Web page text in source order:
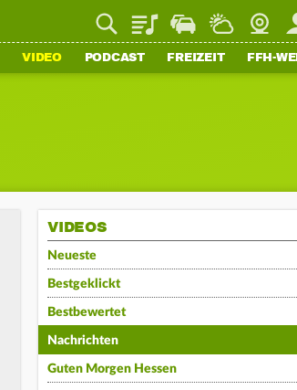
PlaylistStaupilotWetter
VIDEO PODCAST FREIZEIT FFH-
VIDEOS
Neueste
Bestgeklickt
Bestbewertet
Nachrichten
Guten Morgen Hessen